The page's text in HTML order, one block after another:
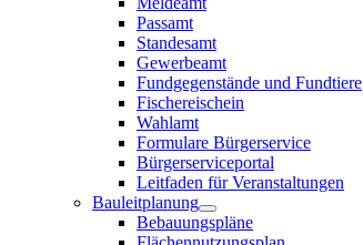
Passamt
Standesamt
Gewerbeamt
Fundgegenstände und Fundtiere
Fischereischein
Wahlamt
Formulare Bürgerservice
Bürgerserviceportal
Leitfaden für Veranstaltungen
Bauleitplanung
Bebauungspläne